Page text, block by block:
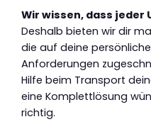
Wir wissen, dass jeder
Deshalb bieten wir dir
die auf deine
Anforderungen
Hilfe beim Transport
eine Komplettlösung
richtig.